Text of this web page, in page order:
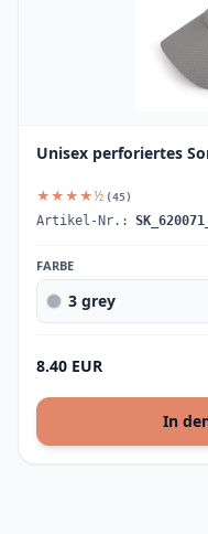
Unisex perforiertes
★★★★½ (45)
Artikel-Nr.:
FARBE
3 grey
8.40 EUR
In